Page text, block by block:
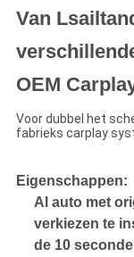
Van
OEM
Voor dubbel het
fabrieks carplay
Eigenschappen:
Al auto met
verkiezen te
de 10